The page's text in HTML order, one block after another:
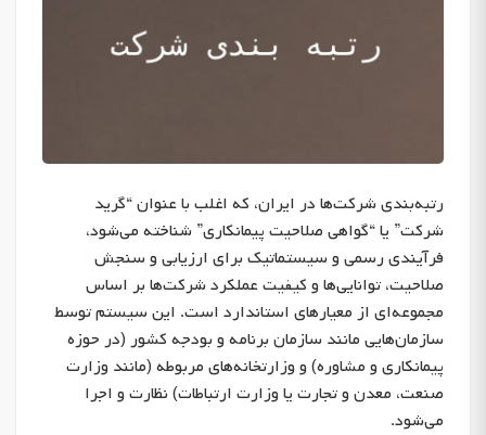
رتبه‌بندی شرکت‌ها در ایران، که اغلب با عنوان “گرید
شرکت” یا “گواهی صلاحیت پیمانکاری” شناخته می‌شود،
فرآیندی رسمی و سیستماتیک برای ارزیابی و سنجش
صلاحیت، توانایی‌ها و کیفیت عملکرد شرکت‌ها بر اساس
مجموعه‌ای از معیارهای استاندارد است. این سیستم توسط
سازمان‌هایی مانند سازمان برنامه و بودجه کشور (در حوزه
پیمانکاری و مشاوره) و وزارتخانه‌های مربوطه (مانند وزارت
صنعت، معدن و تجارت یا وزارت ارتباطات) نظارت و اجرا
می‌شود.